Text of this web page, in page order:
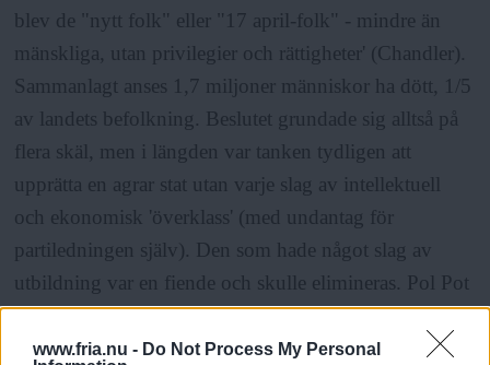
www.fria.nu - Do Not Process My Personal
blev de "nytt folk" eller "17 april-folk" - mindre än
mänskliga, utan privilegier och rättigheter' (Chandler).
Sammanlagt anses 1,7 miljoner människor ha dött, 1/5
av landets befolkning. Beslutet grundade sig alltså på
flera skäl, men i längden var tanken tydligen att
upprätta en agrar stat utan varje slag av intellektuell
och ekonomisk 'överklass' (med undantag för
partiledningen själv). Den som hade något slag av
utbildning var en fiende och skulle elimineras. Pol Pot
hade läst Rousseau under sina tre år i Frankrike. Han
hade bevittnat kulturrevolutionen i Kina, och Stalin